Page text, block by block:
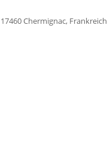
Chermignac, Frankreich